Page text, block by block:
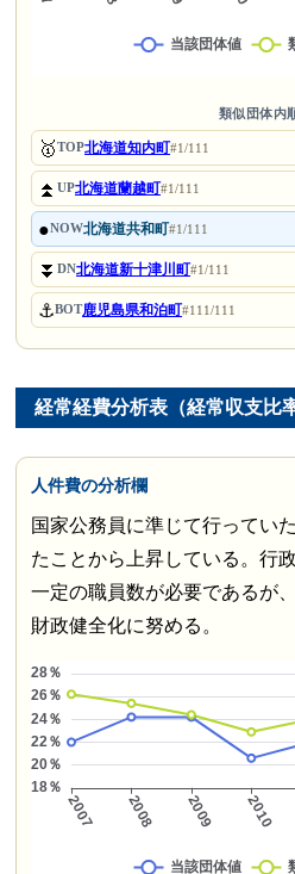
類似団体内
🥇TOP北海道知内町#1/111
⏫UP北海道蘭越町#1/111
●NOW北海道共和町#1/111
⏬DN北海道新十津川町#1/111
⚓BOT鹿児島県和泊町#111/111
経常経費分析表（経常収支比
人件費の分析欄
国家公務員に準じて行ってい
たことから上昇している。行
一定の職員数が必要であるが
財政健全化に努める。